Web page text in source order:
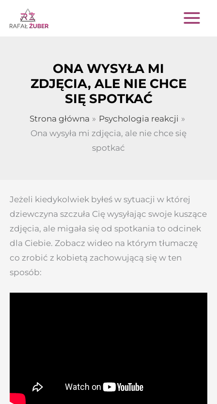
Przejdź
do
ONA WYSYŁA MI
ZDJĘCIA, ALE NIE CHCE
SIĘ SPOTKAĆ
Strona główna
Psychologia reakcji
Ona wysyła mi zdjęcia, ale nie chce się
spotkać
Jeżeli kiedykolwiek byłeś w sytuacji w której
dziewczyna szczuła Cię wysyłając swoje kuszące
zdjęcia, ale migała się od spotkania to odcinek
dla Ciebie. Zobacz wideo na którym tłumaczę
co zrobić z kobietą zachowującą się w ten
sposób: